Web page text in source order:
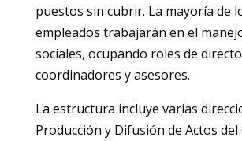
puestos sin cubrir. La mayoría de
empleados trabajarán en el
sociales, ocupando roles de
coordinadores y asesores.
La estructura incluye varias
Producción y Difusión de Actos